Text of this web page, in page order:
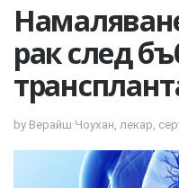
рак след
by Верайш Чоухан, лекар,